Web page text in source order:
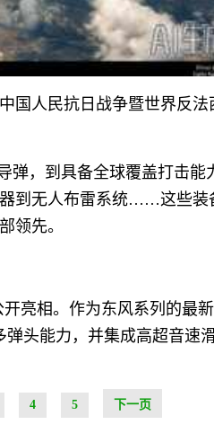
国人民抗日战争暨世界反法
弹，到具备全球覆盖打击能
到无人布雷系统……这些装
领先。
亮相。作为东风系列的最
头能力，并集成高超音速
4 5 下一页